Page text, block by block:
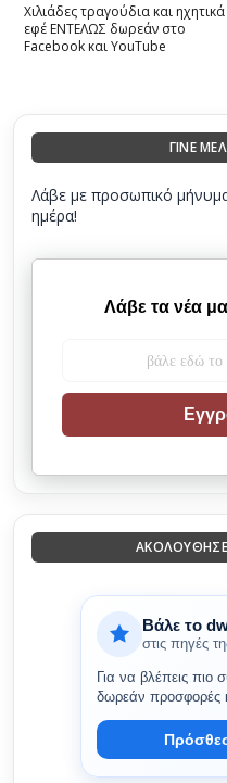
Χιλιάδες τραγούδια και ηχητικά
εφέ ΕΝΤΕΛΩΣ δωρεάν στο
Facebook και YouTube
ΓΙΝΕ
Λάβε με προσωπικό
ημέρα!
Λάβε τα νέα
ΑΚΟΛΟΎΘΗΣΈ
Βάλε το
στις πηγές
Για να βλέπεις πιο
δωρεάν προσφορές